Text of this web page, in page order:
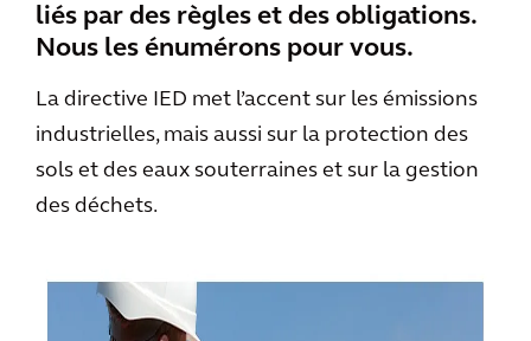
liés par des règles et des obligations.
Nous les énumérons pour vous.
La directive IED met l’accent sur les émissions
industrielles, mais aussi sur la protection des
sols et des eaux souterraines et sur la gestion
des déchets.